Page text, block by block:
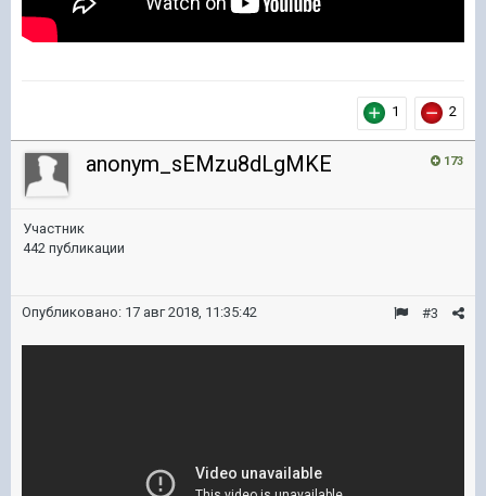
1 2
173
anonym_sEMzu8dLgMKE
Участник
442 публикации
#3
Опубликовано: 17 авг 2018, 11:35:42